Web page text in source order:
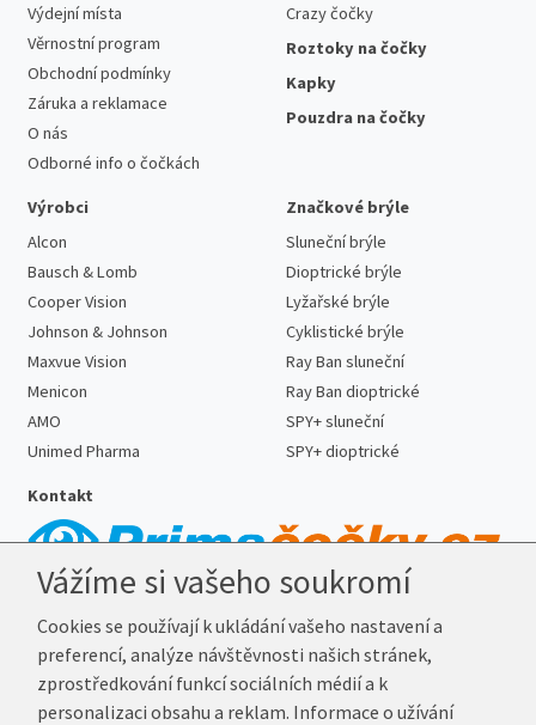
Výdejní místa
Věrnostní program
Obchodní podmínky
Záruka a reklamace
O nás
Odborné info o čočkách
Crazy čočky
Roztoky na čočky
Kapky
Pouzdra na čočky
Výrobci
Alcon
Bausch & Lomb
Cooper Vision
Johnson & Johnson
Maxvue Vision
Menicon
AMO
Unimed Pharma
Značkové brýle
Sluneční brýle
Dioptrické brýle
Lyžařské brýle
Cyklistické brýle
Ray Ban sluneční
Ray Ban dioptrické
SPY+ sluneční
SPY+ dioptrické
Kontakt
E-mail:info@prima-cocky.cz
Reklamační adresa
Andrea Votavová
Vážíme si vašeho soukromí
Cookies se používají k ukládání vašeho nastavení a
preferencí, analýze návštěvnosti našich stránek,
zprostředkování funkcí sociálních médií a k
personalizaci obsahu a reklam. Informace o užívání